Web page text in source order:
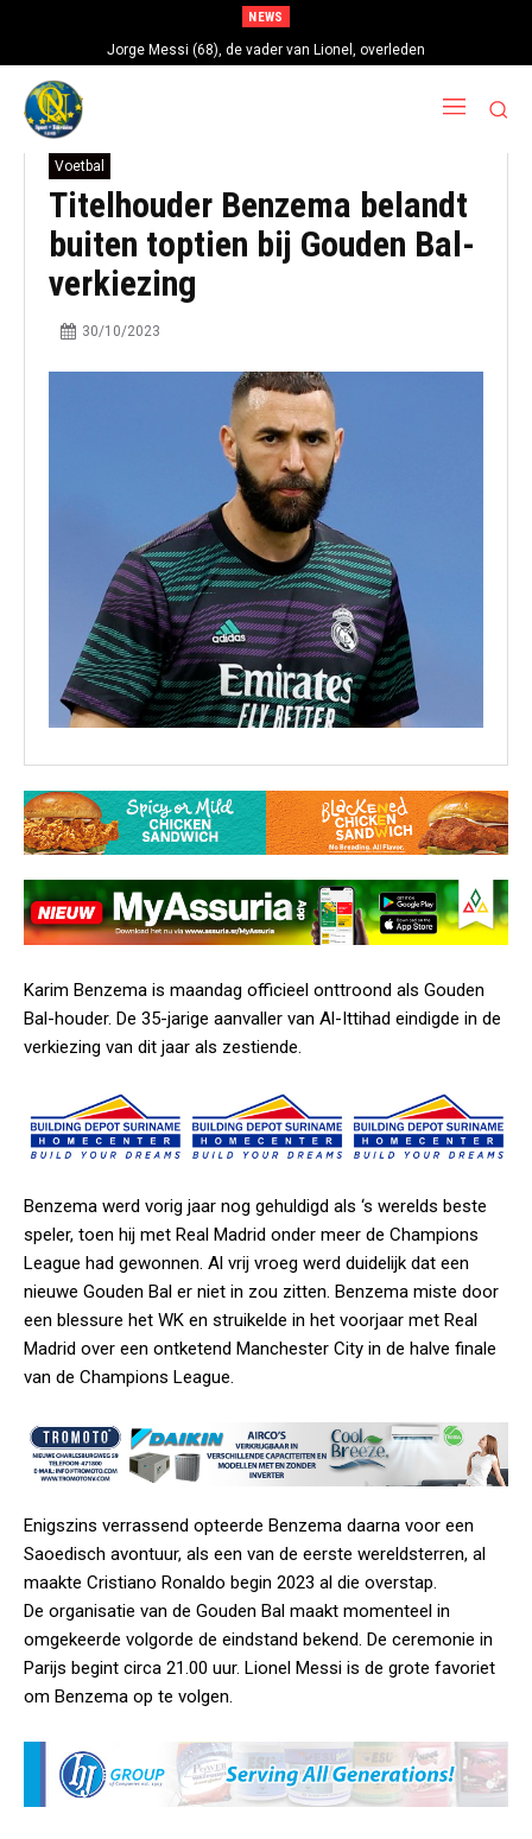
NEWS
Jorge Messi (68), de vader van Lionel, overleden
Lionel Messi in rouw: “Argentijnse ster verliest vader Jorge op 68-jarige
leeftijd na gezondheidsproblemen”
Voetbal
Titelhouder Benzema belandt
buiten toptien bij Gouden Bal-
verkiezing
30/10/2023
Karim Benzema is maandag officieel onttroond als Gouden
Bal-houder. De 35-jarige aanvaller van Al-Ittihad eindigde in de
verkiezing van dit jaar als zestiende.
Benzema werd vorig jaar nog gehuldigd als ‘s werelds beste
speler, toen hij met Real Madrid onder meer de Champions
League had gewonnen. Al vrij vroeg werd duidelijk dat een
nieuwe Gouden Bal er niet in zou zitten. Benzema miste door
een blessure het WK en struikelde in het voorjaar met Real
Madrid over een ontketend Manchester City in de halve finale
van de Champions League.
Enigszins verrassend opteerde Benzema daarna voor een
Saoedisch avontuur, als een van de eerste wereldsterren, al
maakte Cristiano Ronaldo begin 2023 al die overstap.
De organisatie van de Gouden Bal maakt momenteel in
omgekeerde volgorde de eindstand bekend. De ceremonie in
Parijs begint circa 21.00 uur. Lionel Messi is de grote favoriet
om Benzema op te volgen.